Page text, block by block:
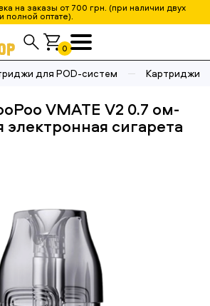
на заказы от 700 грн. (при наличии двух
полной оптате).
0
для POD-систем Картриджи
VMATE V2 0.7 ом-
электронная сигарета